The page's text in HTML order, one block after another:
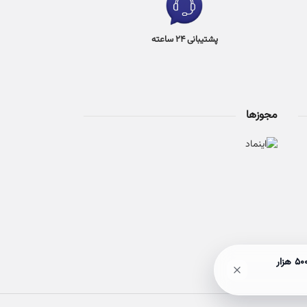
پشتیبانی 24 ساعته
مجوزها
🎉 حراج ۵۰٪ آخر هفته! با خرید بالای 3 میلیون تومان، هم ارسالت رایگان میشه، هم وارد قرعه‌کشی بن ۵۰۰ هزار